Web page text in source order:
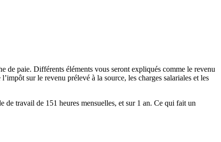
de paie. Différents éléments vous seront expliqués comme le revenu
sur le revenu prélevé à la source, les charges salariales et les
de travail de 151 heures mensuelles, et sur 1 an. Ce qui fait un